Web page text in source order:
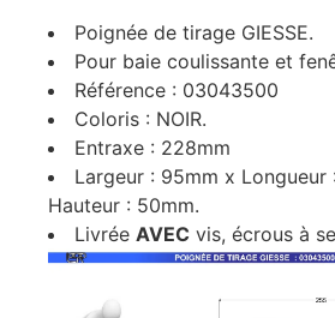
Poignée de tirage GIESSE.
Pour baie coulissante et
Référence : 03043500
Coloris : NOIR.
Entraxe : 228mm
Largeur : 95mm x Longueur
Hauteur : 50mm.
Livrée AVEC vis, écrous à